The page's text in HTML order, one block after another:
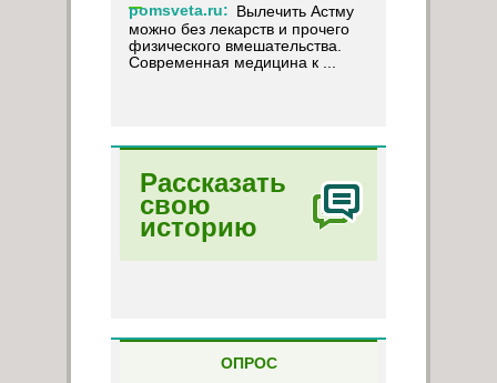
pomsveta.ru: Вылечить Астму
можно без лекарств и прочего
физического вмешательства.
Современная медицина к ...
Рассказать
свою
историю
ОПРОС